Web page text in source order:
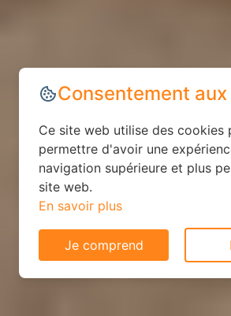
Consentement
Ce site web utilise des cookies
permettre d'avoir une
navigation supérieure et plus
site web.
En savoir plus
Je comprend